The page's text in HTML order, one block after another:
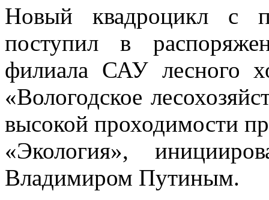
Новый квадроцикл с
поступил в
филиала САУ лесного
«Вологодское
высокой проходимости
«Экология»,
Владимиром Путиным.